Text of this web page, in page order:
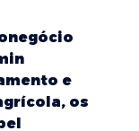
e
os